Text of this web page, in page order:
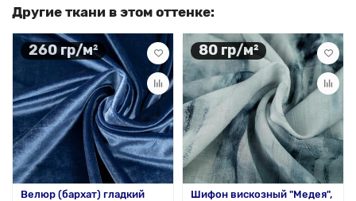
Другие ткани в этом оттенке:
260 гр/м²
Велюр (бархат) гладкий
80 гр/м²
Шифон вискозный "Медея",